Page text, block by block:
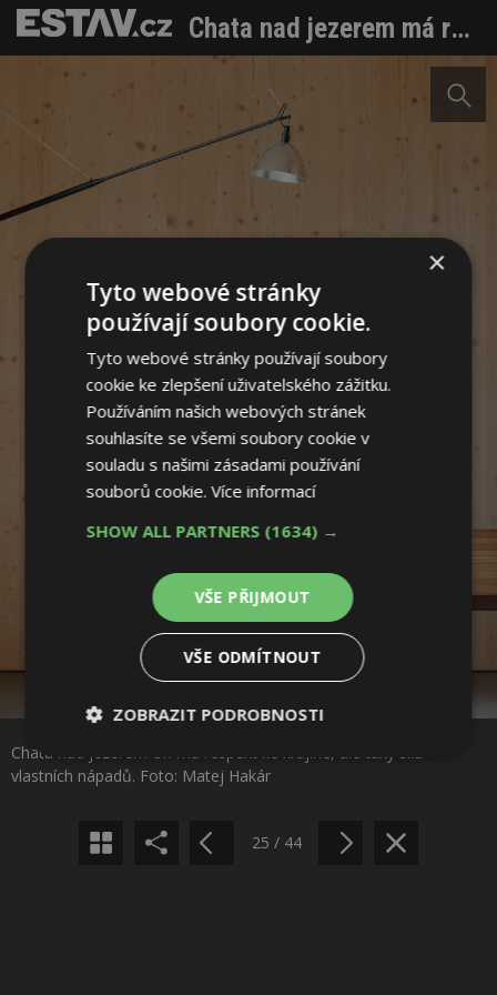
Chata nad jezerem má respekt ke krajině, ale taky sílu vlastních nápadů
Chata nad jezerem Uri má respekt ke krajině, ale taky sílu
vlastních nápadů. Foto: Matej Hakár
Sdílet na Pinterestu
25 / 44
×
Tyto webové stránky
používají soubory cookie.
Tyto webové stránky používají soubory
cookie ke zlepšení uživatelského zážitku.
Používáním našich webových stránek
souhlasíte se všemi soubory cookie v
souladu s našimi zásadami používání
souborů cookie.Více informací
SHOW ALL PARTNERS (1634) →
VŠE PŘIJMOUT
VŠE ODMÍTNOUT
ZOBRAZIT PODROBNOSTI
Nezbytně
nutné
Výkonové
soubory
Soubory